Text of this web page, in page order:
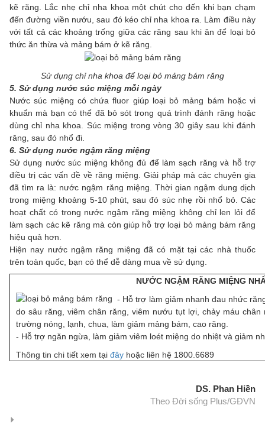
kẽ răng. Lắc nhẹ chỉ nha khoa một chút cho đến khi bạn chạm
đến đường viền nướu, sau đó kéo chỉ nha khoa ra. Làm điều này
với tất cả các khoảng trống giữa các răng sau khi ăn để loại bỏ
thức ăn thừa và mảng bám ở kẽ răng.
Sử dụng chỉ nha khoa để loại bỏ mảng bám răng
5. Sử dụng nước súc miệng mỗi ngày
Nước súc miệng có chứa fluor giúp loại bỏ mảng bám hoặc vi
khuẩn mà bạn có thể đã bỏ sót trong quá trình đánh răng hoặc
dùng chỉ nha khoa. Súc miệng trong vòng 30 giây sau khi đánh
răng, sau đó nhổ đi.
6. Sử dụng nước ngậm răng miệng
Sử dụng nước súc miệng không đủ để làm sạch răng và hỗ trợ
điều trị các vấn đề về răng miệng. Giải pháp mà các chuyên gia
đã tìm ra là: nước ngậm răng miệng. Thời gian ngậm dung dịch
trong miệng khoảng 5-10 phút, sau đó súc nhẹ rồi nhổ bỏ. Các
hoạt chất có trong nước ngậm răng miệng không chỉ len lỏi để
làm sạch các kẽ răng mà còn giúp hỗ trợ loại bỏ mảng bám răng
hiệu quả hơn.
Hiện nay nước ngậm răng miệng đã có mặt tại các nhà thuốc
trên toàn quốc, bạn có thể dễ dàng mua về sử dụng.
NƯỚC NGẬM RĂNG MIỆNG
- Hỗ trợ làm giảm nhanh đau nhức
do sâu răng, viêm chân răng, viêm nướu tụt lợi, chảy máu
trường nóng, lạnh, chua, làm giảm mảng bám, cao răng.
- Hỗ trợ ngăn ngừa, làm giảm viêm loét miệng do nhiệt và giảm
Thông tin chi tiết xem tại đây hoặc liên hệ 1800.6689
DS. Phan Hiền
Theo Đời sống Plus/GĐVN